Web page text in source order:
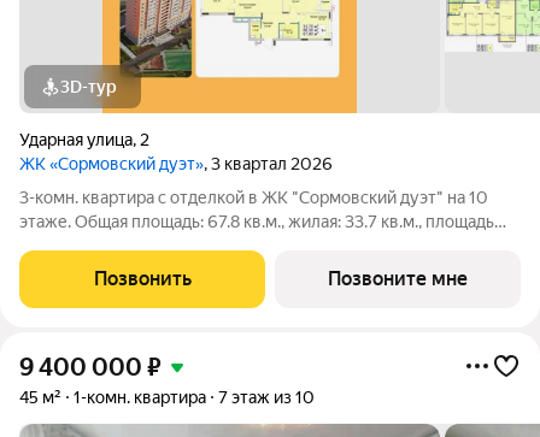
3D-тур
Ударная улица, 2
ЖК «Сормовский дуэт», 3 квартал 2026
3-комн. квартира с отделкой в ЖК "Сормовский дуэт" на 10
этаже. Общая площадь: 67.8 кв.м., жилая: 33.7 кв.м., площадь
светлая, естественная вентиляция при открытии окон. В
квартире одна
Позвонить Позвоните мне
9 400 000 ₽
45 м² 1-комн. квартира 7 этаж из 10